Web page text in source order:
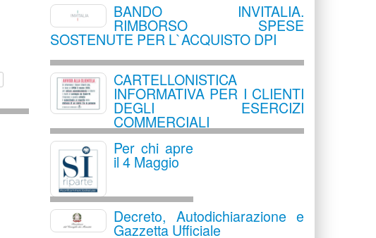
BANDO INVITALIA.
RIMBORSO SPESE
SOSTENUTE PER L`ACQUISTO DPI
CARTELLONISTICA
INFORMATIVA PER I CLIENTI
DEGLI ESERCIZI
COMMERCIALI
Per chi apre
il 4 Maggio
Decreto, Autodichiarazione e
Gazzetta Ufficiale